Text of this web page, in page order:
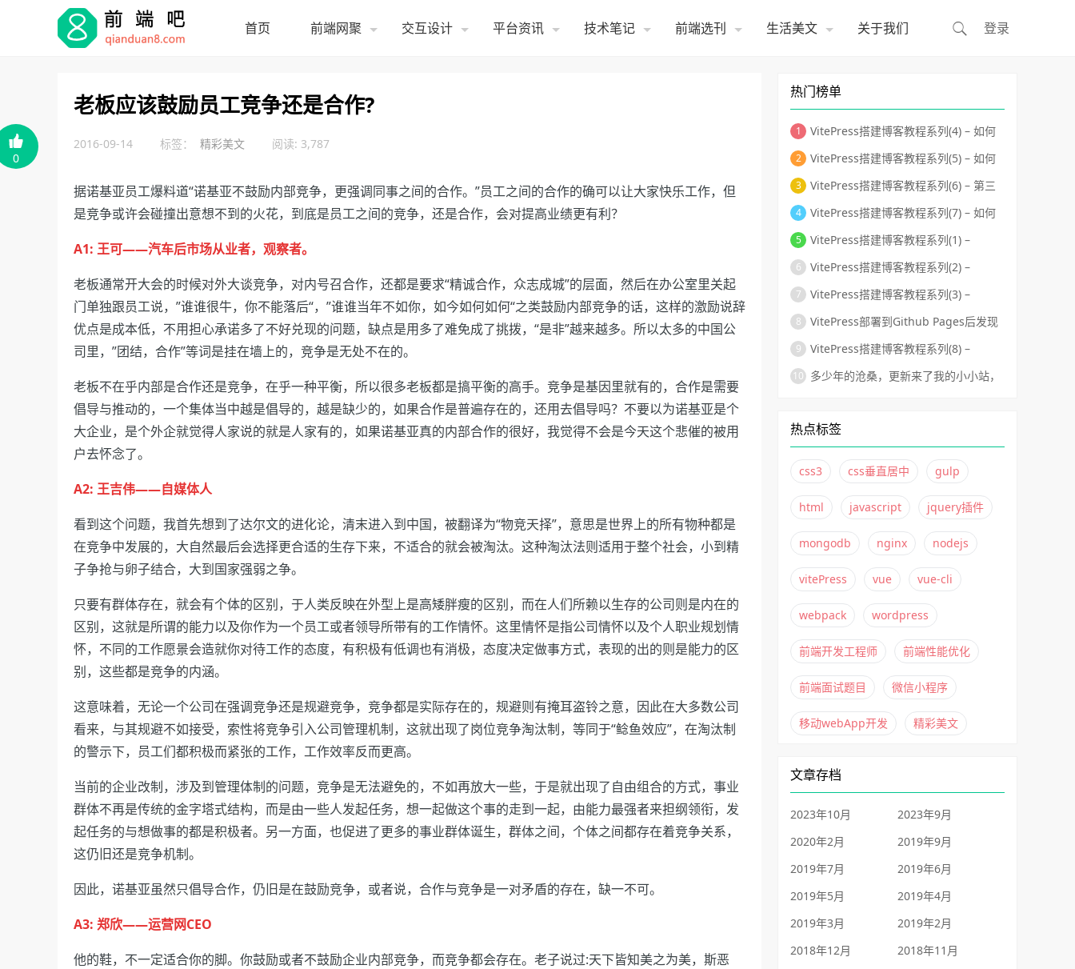
首页 前端网聚 交互设计 平台资讯 技术笔记 前端选刊 生活美文 关于我们 登录
老板应该鼓励员工竞争还是合作?
2016-09-14 标签： 精彩美文 阅读: 3,787
据诺基亚员工爆料道“诺基亚不鼓励内部竞争，更强调同事之间的合作。”员工之间的合作的确可以让大家快乐工作，但
是竞争或许会碰撞出意想不到的火花，到底是员工之间的竞争，还是合作，会对提高业绩更有利？
A1: 王可——汽车后市场从业者，观察者。
老板通常开大会的时候对外大谈竞争，对内号召合作，还都是要求“精诚合作，众志成城”的层面，然后在办公室里关起
门单独跟员工说，”谁谁很牛，你不能落后“，”谁谁当年不如你，如今如何如何“之类鼓励内部竞争的话，这样的激励说辞
优点是成本低，不用担心承诺多了不好兑现的问题，缺点是用多了难免成了挑拨，“是非”越来越多。所以太多的中国公
司里，”团结，合作”等词是挂在墙上的，竞争是无处不在的。
老板不在乎内部是合作还是竞争，在乎一种平衡，所以很多老板都是搞平衡的高手。竞争是基因里就有的，合作是需要
倡导与推动的，一个集体当中越是倡导的，越是缺少的，如果合作是普遍存在的，还用去倡导吗？不要以为诺基亚是个
大企业，是个外企就觉得人家说的就是人家有的，如果诺基亚真的内部合作的很好，我觉得不会是今天这个悲催的被用
户去怀念了。
A2: 王吉伟——自媒体人
看到这个问题，我首先想到了达尔文的进化论，清末进入到中国，被翻译为“物竞天择”，意思是世界上的所有物种都是
在竞争中发展的，大自然最后会选择更合适的生存下来，不适合的就会被淘汰。这种淘汰法则适用于整个社会，小到精
子争抢与卵子结合，大到国家强弱之争。
只要有群体存在，就会有个体的区别，于人类反映在外型上是高矮胖瘦的区别，而在人们所赖以生存的公司则是内在的
区别，这就是所谓的能力以及你作为一个员工或者领导所带有的工作情怀。这里情怀是指公司情怀以及个人职业规划情
怀，不同的工作愿景会造就你对待工作的态度，有积极有低调也有消极，态度决定做事方式，表现的出的则是能力的区
别，这些都是竞争的内涵。
这意味着，无论一个公司在强调竞争还是规避竞争，竞争都是实际存在的，规避则有掩耳盗铃之意，因此在大多数公司
看来，与其规避不如接受，索性将竞争引入公司管理机制，这就出现了岗位竞争淘汰制，等同于“鲶鱼效应”，在淘汰制
的警示下，员工们都积极而紧张的工作，工作效率反而更高。
当前的企业改制，涉及到管理体制的问题，竞争是无法避免的，不如再放大一些，于是就出现了自由组合的方式，事业
群体不再是传统的金字塔式结构，而是由一些人发起任务，想一起做这个事的走到一起，由能力最强者来担纲领衔，发
起任务的与想做事的都是积极者。另一方面，也促进了更多的事业群体诞生，群体之间，个体之间都存在着竞争关系，
这仍旧还是竞争机制。
因此，诺基亚虽然只倡导合作，仍旧是在鼓励竞争，或者说，合作与竞争是一对矛盾的存在，缺一不可。
A3: 郑欣——运营网CEO
他的鞋，不一定适合你的脚。你鼓励或者不鼓励企业内部竞争，而竞争都会存在。老子说过:天下皆知美之为美，斯恶

0
热门榜单
VitePress搭建博客教程系列(4) – 如何
自定义首页布局和主题样式修改？
VitePress搭建博客教程系列(5) – 如何
自定义页面模板、给页面添加独有的
className和使页面标题变成侧边目
录？
VitePress搭建博客教程系列(6) – 第三
方组件库的使用-搭建组件库文档
VitePress搭建博客教程系列(7) – 如何
用Github Actions自动化部署到Github
Pages？
VitePress搭建博客教程系列(1) –
VitePress的安装和运行
VitePress搭建博客教程系列(2) –
VitePress默认首页、头部导航和左侧导
航配置
VitePress搭建博客教程系列(3) –
VitePress页脚、标题logo、最后更新
时间等相关细节配置
VitePress部署到Github Pages后发现
样式全错乱了怎么办？
VitePress搭建博客教程系列(8) –
vitePress如何非自动化部署到Github
多少年的沧桑，更新来了我的小小站，
热点标签
css3 css垂直居中 gulp
html javascript jquery插件
mongodb nginx nodejs
vitePress vue vue-cli
webpack wordpress
前端开发工程师 前端性能优化
前端面试题目 微信小程序
移动webApp开发 精彩美文
文章存档
2023年10月
2023年9月
2020年2月
2019年9月
2019年7月
2019年6月
2019年5月
2019年4月
2019年3月
2019年2月
2018年12月
2018年11月